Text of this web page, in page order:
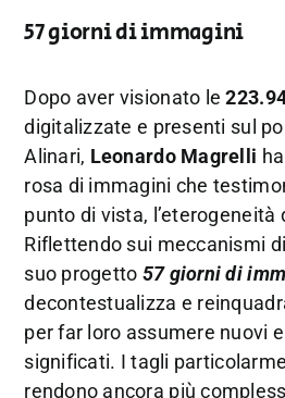
57 giorni di immagini
Dopo aver visionato le
digitalizzate e presenti sul
Alinari, Leonardo Magrelli
rosa di immagini che
punto di vista, l’eterogeneità
Riflettendo sui meccanismi
suo progetto 57 giorni di
decontestualizza e
per far loro assumere nuovi
significati. I tagli
rendono ancora più